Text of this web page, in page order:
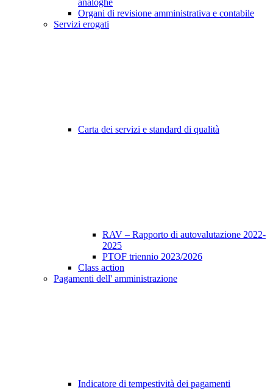
analoghe
Organi di revisione amministrativa e contabile
Servizi erogati
Carta dei servizi e standard di qualità
RAV – Rapporto di autovalutazione 2022-
2025
PTOF triennio 2023/2026
Class action
Pagamenti dell' amministrazione
Indicatore di tempestività dei pagamenti